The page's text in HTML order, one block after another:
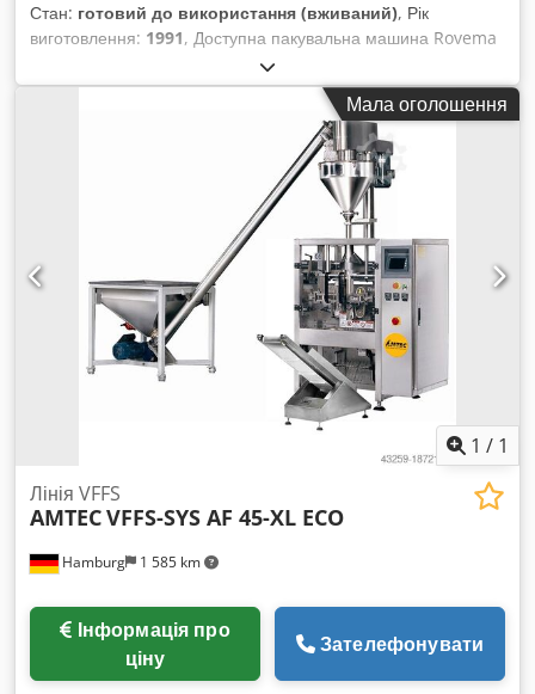
Стан: готовий до використання (вживаний), Рік
виготовлення: 1991, Доступна пакувальна машина Rovema
з пристроєм формування пакетів
(Schlauchbeutelmaschine) у комплекті з багатоголовковими
вагами Ishida CCW-S-211. Продуктивність пакування: 80
пакетів/хв., розміри пакету X/Y: 250 мм/350 мм,
максимальна ширина рулону: 530 мм, габарити машини
X/Y/Z: приблизно 2000 мм/1450 мм/1850 мм, вага:
приблизно 1200 кг, напрацювання: 14 607 годин.
Документація в наявності. Огляд на місці можливий.
Dcedpfx Aew H Audsfwek
Мала оголошення
1 / 1
Hamburg 1 585 km
Лінія VFFS
AMTECVFFS-SYS AF 45-XL ECO
ціну
Зателефонувати